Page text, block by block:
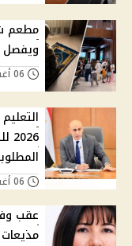
مطعم
ويفصل
عقب
مذيعات